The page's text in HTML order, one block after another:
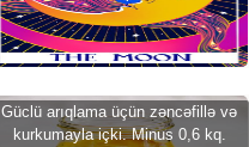
Güclü arıqlama üçün zəncəfillə və
kurkumayla içki. Minus 0,6 kq.